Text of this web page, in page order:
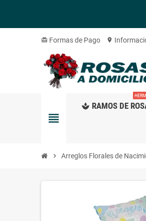
card_giftcard Formas de Pago location_on
view_headline
spa RAMOS DE
chevron_right Arreglos Florales de